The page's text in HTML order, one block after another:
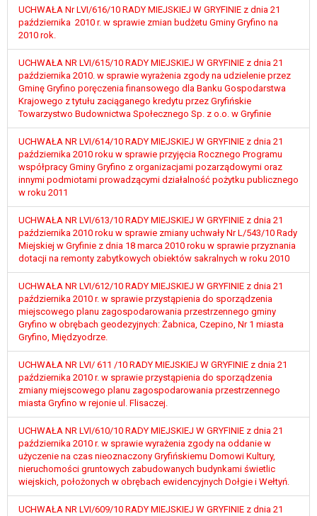
UCHWAŁA Nr LVI/616/10 RADY MIEJSKIEJ W GRYFINIE z dnia 21
października 2010 r. w sprawie zmian budżetu Gminy Gryfino na
2010 rok.
UCHWAŁA NR LVI/615/10 RADY MIEJSKIEJ W GRYFINIE z dnia 21
października 2010. w sprawie wyrażenia zgody na udzielenie przez
Gminę Gryfino poręczenia finansowego dla Banku Gospodarstwa
Krajowego z tytułu zaciąganego kredytu przez Gryfińskie
Towarzystwo Budownictwa Społecznego Sp. z o.o. w Gryfinie
UCHWAŁA NR LVI/614/10 RADY MIEJSKIEJ W GRYFINIE z dnia 21
października 2010 roku w sprawie przyjęcia Rocznego Programu
współpracy Gminy Gryfino z organizacjami pozarządowymi oraz
innymi podmiotami prowadzącymi działalność pożytku publicznego
w roku 2011
UCHWAŁA NR LVI/613/10 RADY MIEJSKIEJ W GRYFINIE z dnia 21
października 2010 roku w sprawie zmiany uchwały Nr L/543/10 Rady
Miejskiej w Gryfinie z dnia 18 marca 2010 roku w sprawie przyznania
dotacji na remonty zabytkowych obiektów sakralnych w roku 2010
UCHWAŁA NR LVI/612/10 RADY MIEJSKIEJ W GRYFINIE z dnia 21
października 2010 r. w sprawie przystąpienia do sporządzenia
miejscowego planu zagospodarowania przestrzennego gminy
Gryfino w obrębach geodezyjnych: Żabnica, Czepino, Nr 1 miasta
Gryfino, Międzyodrze.
UCHWAŁA NR LVI/ 611 /10 RADY MIEJSKIEJ W GRYFINIE z dnia 21
października 2010 r. w sprawie przystąpienia do sporządzenia
zmiany miejscowego planu zagospodarowania przestrzennego
miasta Gryfino w rejonie ul. Flisaczej.
UCHWAŁA NR LVI/610/10 RADY MIEJSKIEJ W GRYFINIE z dnia 21
października 2010 r. w sprawie wyrażenia zgody na oddanie w
użyczenie na czas nieoznaczony Gryfińskiemu Domowi Kultury,
nieruchomości gruntowych zabudowanych budynkami świetlic
wiejskich, położonych w obrębach ewidencyjnych Dołgie i Wełtyń.
UCHWAŁA NR LVI/609/10 RADY MIEJSKIEJ W GRYFINIE z dnia 21
podstaw do ustalenia, dochodzenia lub
obrony roszczeń.
W przypadku gdy przetwarzanie danych
osobowych odbywa się na podstawie zgody osoby
na przetwarzanie danych osobowych (art. 6 ust. 1
lit a RODO), przysługuje Pani/Panu prawo do
cofnięcia tej zgody w dowolnym momencie.
Cofnięcie to nie ma wpływu na zgodność
przetwarzania, którego dokonano na podstawie
zgody przed jej cofnięciem.
Przysługuje Pani/Panu prawo wniesienia skargi do
przetwarzanie Pani/Pana danych osobowych
przez administratora.
Organem właściwym do wniesienia skargi jest
Prezes Urzędu Ochrony Danych Osobowych.
dane osobowe, podanie danych osobowych jest
dobrowolne albo jest wymogiem ustawowym lub
umownym.
Pani/Pana dane nie będą poddawane
tym również profilowaniu.